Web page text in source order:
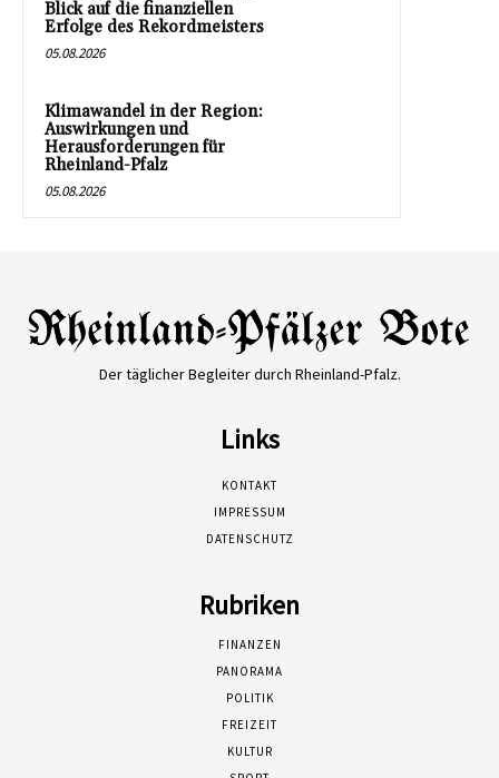
Blick auf die finanziellen
Erfolge des Rekordmeisters
05.08.2026
Klimawandel in der Region:
Auswirkungen und
Herausforderungen für
Rheinland-Pfalz
05.08.2026
Der täglicher Begleiter durch Rheinland-Pfalz.
Links
KONTAKT
IMPRESSUM
DATENSCHUTZ
Rubriken
FINANZEN
PANORAMA
POLITIK
FREIZEIT
KULTUR